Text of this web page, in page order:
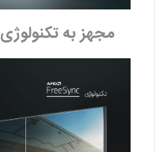
مجهز به تکنولوژی AMD FREESYNC :